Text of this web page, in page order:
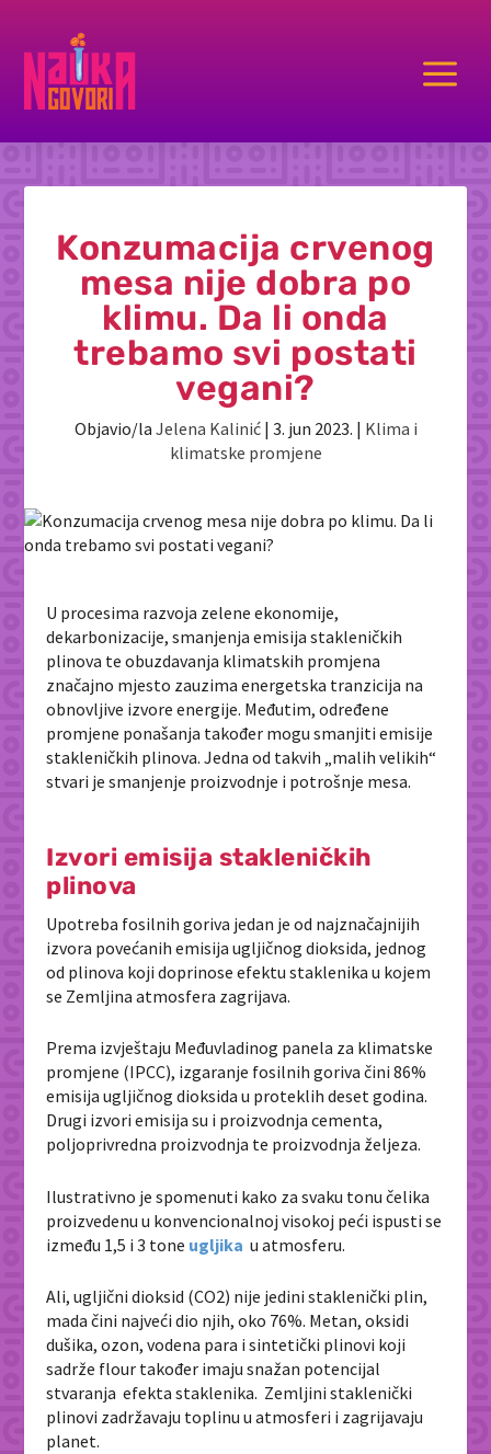
a
Konzumacija crvenog
mesa nije dobra po
klimu. Da li onda
trebamo svi postati
vegani?
Objavio/la Jelena Kalinić| 3. jun 2023. | Klima i
klimatske promjene
U procesima razvoja zelene ekonomije,
dekarbonizacije, smanjenja emisija stakleničkih
plinova te obuzdavanja klimatskih promjena
značajno mjesto zauzima energetska tranzicija na
obnovljive izvore energije. Međutim, određene
promjene ponašanja također mogu smanjiti emisije
stakleničkih plinova. Jedna od takvih „malih velikih“
stvari je smanjenje proizvodnje i potrošnje mesa.
Izvori emisija stakleničkih
plinova
Upotreba fosilnih goriva jedan je od najznačajnijih
izvora povećanih emisija ugljičnog dioksida, jednog
od plinova koji doprinose efektu staklenika u kojem
se Zemljina atmosfera zagrijava.
Prema izvještaju Međuvladinog panela za klimatske
promjene (IPCC), izgaranje fosilnih goriva čini 86%
emisija ugljičnog dioksida u proteklih deset godina.
Drugi izvori emisija su i proizvodnja cementa,
poljoprivredna proizvodnja te proizvodnja željeza.
Ilustrativno je spomenuti kako za svaku tonu čelika
proizvedenu u konvencionalnoj visokoj peći ispusti se
između 1,5 i 3 tone ugljika u atmosferu.
Ali, ugljični dioksid (CO2) nije jedini staklenički plin,
mada čini najveći dio njih, oko 76%. Metan, oksidi
dušika, ozon, vodena para i sintetički plinovi koji
sadrže flour također imaju snažan potencijal
stvaranja efekta staklenika. Zemljini staklenički
plinovi zadržavaju toplinu u atmosferi i zagrijavaju
planet.